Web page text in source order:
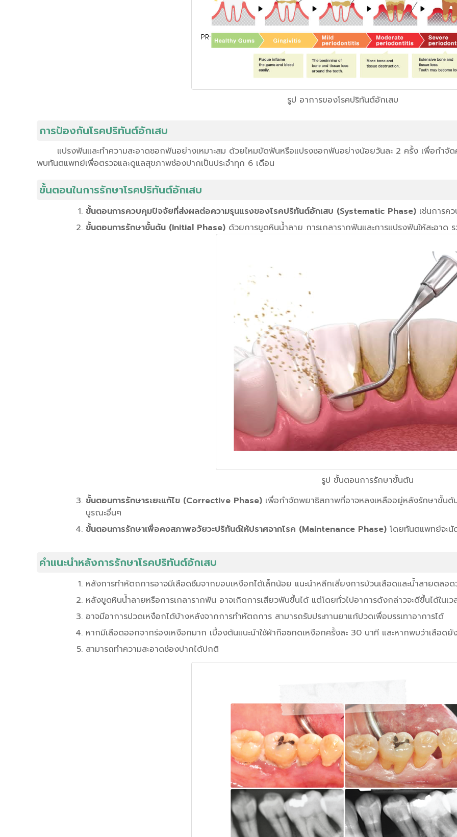
รูป อาการของโรคปริทันต์อักเสบ
การป้องกันโรคปริทันต์อักเสบ
แปรงฟันและทำความสะอาดซอกฟันอย่างเหมาะสม ด้วยไหมขัดฟันหรือแปรงซอกฟันอย่างน้อยวันละ 2 ครั้ง เพื่อกำจั
พบทันตแพทย์เพื่อตรวจและดูแลสุขภาพช่องปากเป็นประจำทุก 6 เดือน
ขั้นตอนในการรักษาโรคปริทันต์อักเสบ
ขั้นตอนการควบคุมปัจจัยที่ส่งผลต่อความรุนแรงของโรคปริทันต์อักเสบ (Systematic Phase) เช่นการค
ขั้นตอนการรักษาขั้นต้น (Initial Phase) ด้วยการขูดหินน้ำลาย การเกลารากฟันและการแปรงฟันให้สะอาด
รูป ขั้นตอนการรักษาขั้นต้น
ขั้นตอนการรักษาระยะแก้ไข (Corrective Phase) เพื่อกำจัดพยาธิสภาพที่อาจหลงเหลืออยู่หลังรักษาขั้น
บูรณะอื่นๆ
ขั้นตอนการรักษาเพื่อคงสภาพอวัยวะปริทันต์ให้ปราศจากโรค (Maintenance Phase) โดยทันตแพทย์จะนั
คำแนะนำหลังการรักษาโรคปริทันต์อักเสบ
หลังการทำหัตถการอาจมีเลือดซึมจากขอบเหงือกได้เล็กน้อย แนะนำหลีกเลี่ยงการบ้วนเลือดและน้ำลายตลอ
หลังขูดหินน้ำลายหรือการเกลารากฟัน อาจเกิดการเสียวฟันขึ้นได้ แต่โดยทั่วไปอาการดังกล่าวจะดีขึ้นได้ใน
อาจมีอาการปวดเหงือกได้บ้างหลังจากการทำหัตถการ สามารถรับประทานยาแก้ปวดเพื่อบรรเทาอาการได้
หากมีเลือดออกจากร่องเหงือกมาก เบื้องต้นแนะนำใช้ผ้าก๊อซกดเหงือกครั้งละ 30 นาที และหากพบว่าเลือ
สามารถทำความสะอาดช่องปากได้ปกติ